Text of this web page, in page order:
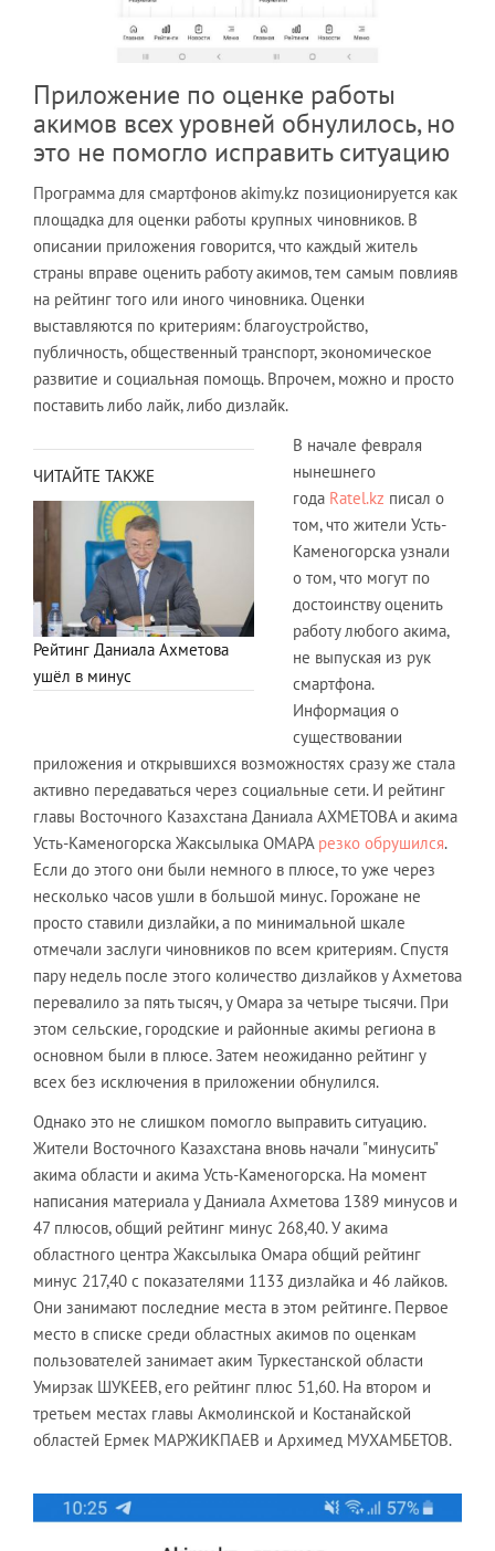
Приложение по оценке работы
акимов всех уровней обнулилось, но
это не помогло исправить ситуацию
Программа для смартфонов akimy.kz позиционируется как
площадка для оценки работы крупных чиновников. В
описании приложения говорится, что каждый житель
страны вправе оценить работу акимов, тем самым повлияв
на рейтинг того или иного чиновника. Оценки
выставляются по критериям: благоустройство,
публичность, общественный транспорт, экономическое
развитие и социальная помощь. Впрочем, можно и просто
поставить либо лайк, либо дизлайк.
ЧИТАЙТЕ ТАКЖЕ
Рейтинг Даниала Ахметова
ушёл в минус
В начале февраля
нынешнего
года Ratel.kz писал о
том, что жители Усть-
Каменогорска узнали
о том, что могут по
достоинству оценить
работу любого акима,
не выпуская из рук
смартфона.
Информация о
существовании
приложения и открывшихся возможностях сразу же стала
активно передаваться через социальные сети. И рейтинг
главы Восточного Казахстана Даниала АХМЕТОВА и акима
Усть-Каменогорска Жаксылыка ОМАРА резко обрушился.
Если до этого они были немного в плюсе, то уже через
несколько часов ушли в большой минус. Горожане не
просто ставили дизлайки, а по минимальной шкале
отмечали заслуги чиновников по всем критериям. Спустя
пару недель после этого количество дизлайков у Ахметова
перевалило за пять тысяч, у Омара за четыре тысячи. При
этом сельские, городские и районные акимы региона в
основном были в плюсе. Затем неожиданно рейтинг у
всех без исключения в приложении обнулился.
Однако это не слишком помогло выправить ситуацию.
Жители Восточного Казахстана вновь начали "минусить"
акима области и акима Усть-Каменогорска. На момент
написания материала у Даниала Ахметова 1389 минусов и
47 плюсов, общий рейтинг минус 268,40. У акима
областного центра Жаксылыка Омара общий рейтинг
минус 217,40 с показателями 1133 дизлайка и 46 лайков.
Они занимают последние места в этом рейтинге. Первое
место в списке среди областных акимов по оценкам
пользователей занимает аким Туркестанской области
Умирзак ШУКЕЕВ, его рейтинг плюс 51,60. На втором и
третьем местах главы Акмолинской и Костанайской
областей Ермек МАРЖИКПАЕВ и Архимед МУХАМБЕТОВ.